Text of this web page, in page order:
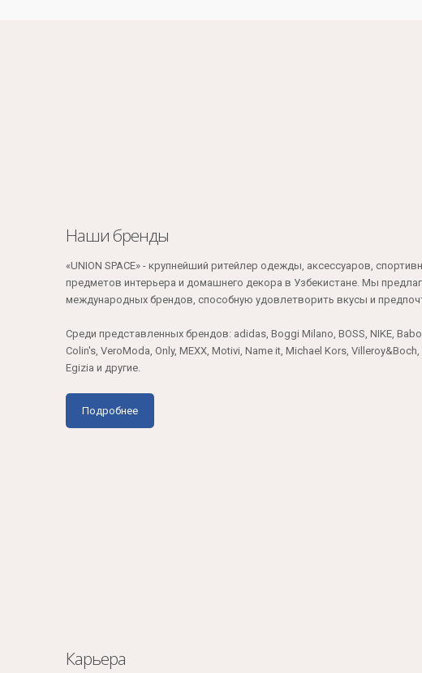
Наши бренды
«UNION SPACE» - крупнейший ритейлер одежды, аксессуаров,
предметов интерьера и домашнего декора в Узбекистане. Мы
международных брендов, способную удовлетворить вкусы и
Среди представленных брендов: adidas, Boggi Milano, BOSS, NIKE,
Colin's, VeroModa, Only, MEXX, Motivi, Name it, Michael Kors, Villeroy&Boch,
Egizia и другие.
Подробнее
Карьера